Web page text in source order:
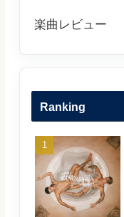
楽曲レビュー
Ranking